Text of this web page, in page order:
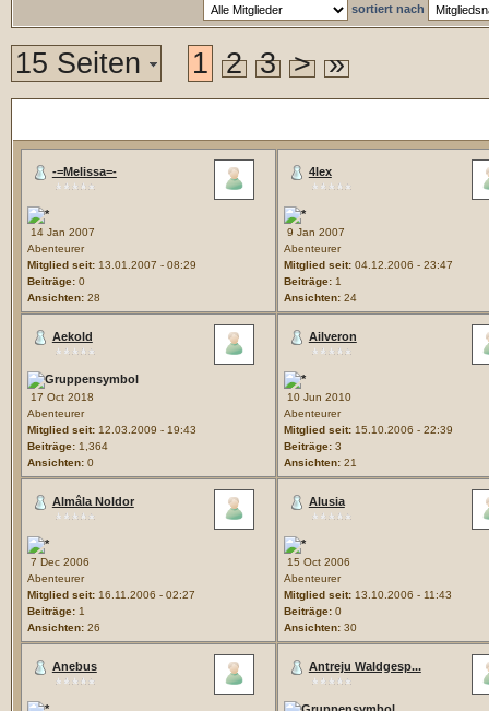
sortiert nach
15 Seiten 1 2 3 > »
-=Melissa=-
14 Jan 2007
Abenteurer
Mitglied seit:13.01.2007 - 08:29
Beiträge:0
Ansichten:28
4lex
9 Jan 2007
Abenteurer
Mitglied seit:04.12.2006 - 23:47
Beiträge:1
Ansichten:24
Aekold
17 Oct 2018
Abenteurer
Mitglied seit:12.03.2009 - 19:43
Beiträge:1,364
Ansichten:0
Ailveron
10 Jun 2010
Abenteurer
Mitglied seit:15.10.2006 - 22:39
Beiträge:3
Ansichten:21
Almâla Noldor
7 Dec 2006
Abenteurer
Mitglied seit:16.11.2006 - 02:27
Beiträge:1
Ansichten:26
Alusia
15 Oct 2006
Abenteurer
Mitglied seit:13.10.2006 - 11:43
Beiträge:0
Ansichten:30
Anebus Antreju Waldgesp...